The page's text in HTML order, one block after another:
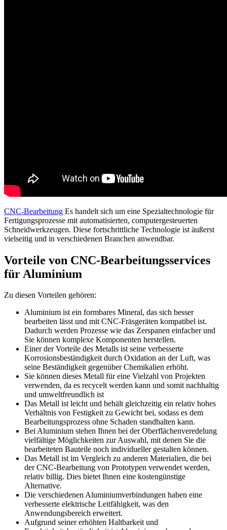
CNC-Bearbeitung Es handelt sich um eine Spezialtechnologie für
Fertigungsprozesse mit automatisierten, computergesteuerten
Schneidwerkzeugen. Diese fortschrittliche Technologie ist äußerst
vielseitig und in verschiedenen Branchen anwendbar.
Vorteile von CNC-Bearbeitungsservices
für Aluminium
Zu diesen Vorteilen gehören:
Aluminium ist ein formbares Mineral, das sich besser
bearbeiten lässt und mit CNC-Fräsgeräten kompatibel ist.
Dadurch werden Prozesse wie das Zerspanen einfacher und
Sie können komplexe Komponenten herstellen.
Einer der Vorteile des Metalls ist seine verbesserte
Korrosionsbeständigkeit durch Oxidation an der Luft, was
seine Beständigkeit gegenüber Chemikalien erhöht.
Sie können dieses Metall für eine Vielzahl von Projekten
verwenden, da es recycelt werden kann und somit nachhaltig
und umweltfreundlich ist
Das Metall ist leicht und behält gleichzeitig ein relativ hohes
Verhältnis von Festigkeit zu Gewicht bei, sodass es dem
Bearbeitungsprozess ohne Schaden standhalten kann.
Bei Aluminium stehen Ihnen bei der Oberflächenveredelung
vielfältige Möglichkeiten zur Auswahl, mit denen Sie die
bearbeiteten Bauteile noch individueller gestalten können.
Das Metall ist im Vergleich zu anderen Materialien, die bei
der CNC-Bearbeitung von Prototypen verwendet werden,
relativ billig. Dies bietet Ihnen eine kostengünstige
Alternative.
Die verschiedenen Aluminiumverbindungen haben eine
verbesserte elektrische Leitfähigkeit, was den
Anwendungsbereich erweitert.
Aufgrund seiner erhöhten Haltbarkeit und